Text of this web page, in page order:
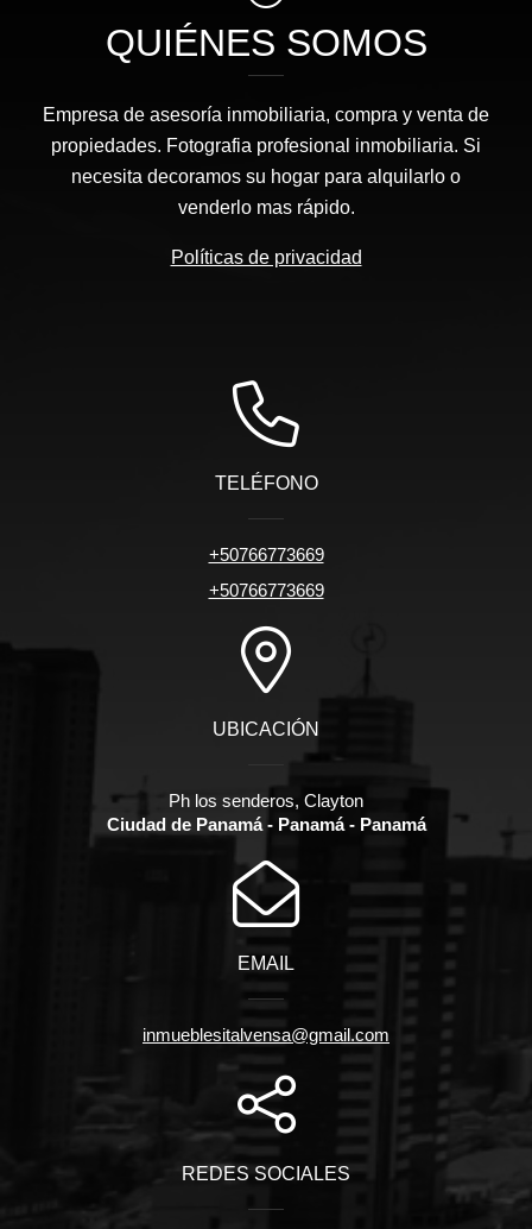
QUIÉNES SOMOS
Empresa de asesoría inmobiliaria, compra y venta de
propiedades. Fotografia profesional inmobiliaria. Si
necesita decoramos su hogar para alquilarlo o
venderlo mas rápido.
Políticas de privacidad
TELÉFONO
+50766773669
+50766773669
UBICACIÓN
Ph los senderos, Clayton
Ciudad de Panamá - Panamá - Panamá
EMAIL
inmueblesitalvensa@gmail.com
REDES SOCIALES